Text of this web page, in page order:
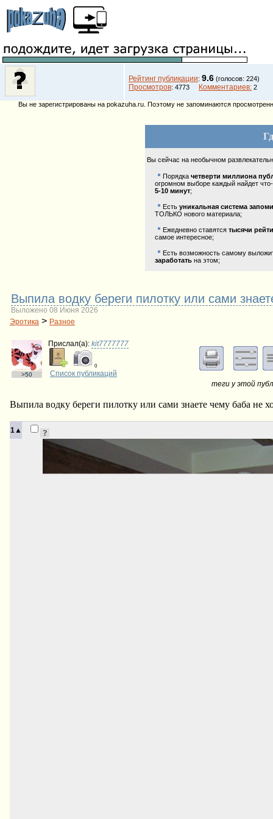
Рейтинг публикации: 9.6 (голосов: 224)
Просмотров: 4773 Комментариев: 2
Вы не зарегистрированы на pokazuha.ru. Поэтому не запоминаются
Вы сейчас на необычном
Порядка четверти миллиона
огромном выборе каждый найдет
5-10 минут;
Есть уникальная система
ТОЛЬКО нового материала;
Ежедневно ставятся тысячи
самое интересное;
Есть возможность самому
заработать на этом;
Выпила водку береги пилотку или сами
Выложено 08 Июня 2026
Эротика > Разное
>50
Прислал(a): kit7777777
0
Список публикаций
теги у этой
Выпила водку береги пилотку или сами знаете чему баба не
1▲